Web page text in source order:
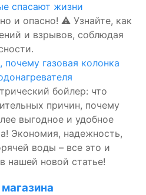
спасают жизни
и опасно! ⚠️ Узнайте, как
и взрывов, соблюдая
почему газовая колонка
бойлер: что
причин, почему
выгодное и удобное
Экономия, надежность,
воды – все это и
нашей новой статье!